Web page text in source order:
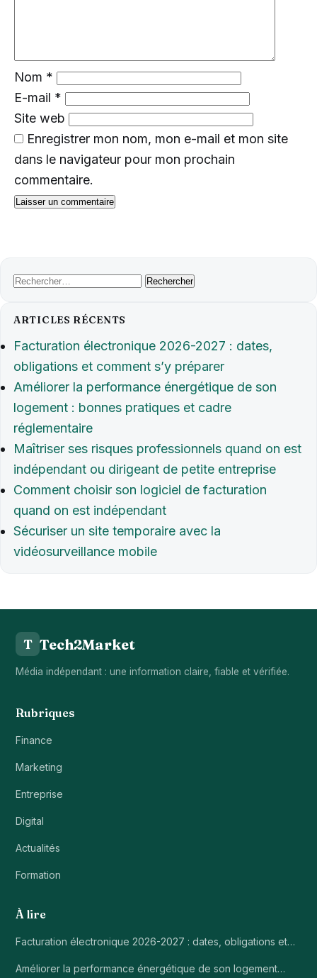
Nom *
E-mail *
Site web
Enregistrer mon nom, mon e-mail et mon site
dans le navigateur pour mon prochain
commentaire.
Rechercher :
ARTICLES RÉCENTS
Facturation électronique 2026-2027 : dates,
obligations et comment s’y préparer
Améliorer la performance énergétique de son
logement : bonnes pratiques et cadre
réglementaire
Maîtriser ses risques professionnels quand on est
indépendant ou dirigeant de petite entreprise
Comment choisir son logiciel de facturation
quand on est indépendant
Sécuriser un site temporaire avec la
vidéosurveillance mobile
T Tech2Market
Média indépendant : une information claire, fiable et vérifiée.
Rubriques
Finance
Marketing
Entreprise
Digital
Actualités
Formation
À lire
Facturation électronique 2026-2027 : dates, obligations et…
Améliorer la performance énergétique de son logement…